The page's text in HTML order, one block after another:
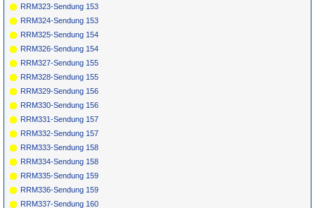
RRM323-Sendung 153
RRM324-Sendung 153
RRM325-Sendung 154
RRM326-Sendung 154
RRM327-Sendung 155
RRM328-Sendung 155
RRM329-Sendung 156
RRM330-Sendung 156
RRM331-Sendung 157
RRM332-Sendung 157
RRM333-Sendung 158
RRM334-Sendung 158
RRM335-Sendung 159
RRM336-Sendung 159
RRM337-Sendung 160